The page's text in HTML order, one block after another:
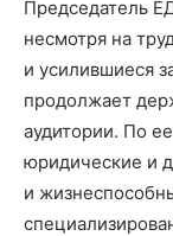
Председатель
несмотря на
и усилившиеся
продолжает
аудитории. По
юридические и
и